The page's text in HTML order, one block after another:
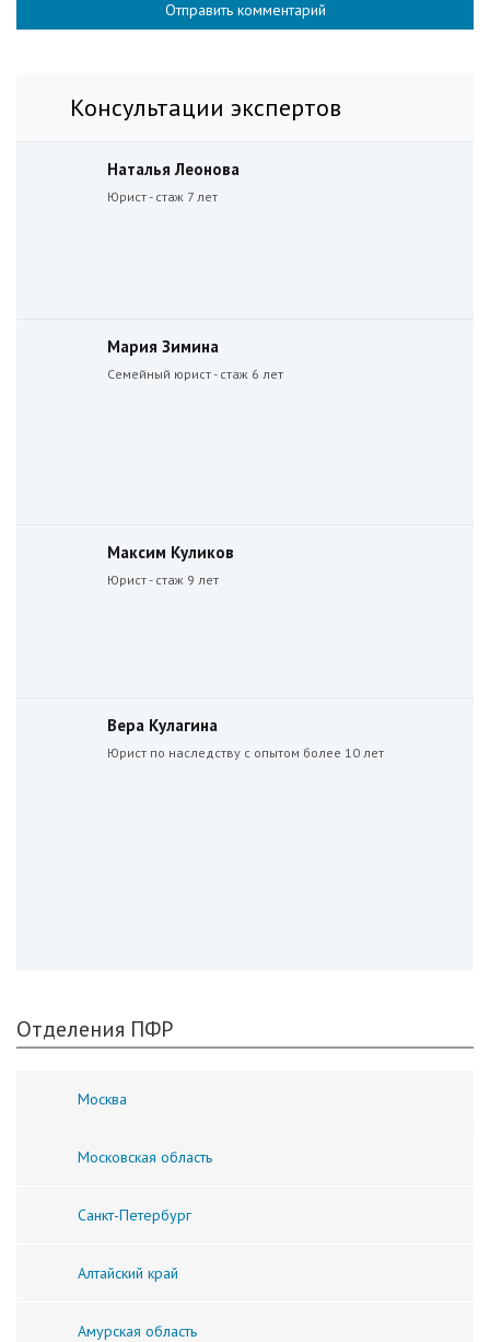
Консультации экспертов
Наталья Леонова
Юрист - стаж 7 лет
Мария Зимина
Семейный юрист - стаж 6 лет
Максим Куликов
Юрист - стаж 9 лет
Вера Кулагина
Юрист по наследству с опытом более 10 лет
Отделения ПФР
Москва
Московская область
Санкт-Петербург
Алтайский край
Амурская область